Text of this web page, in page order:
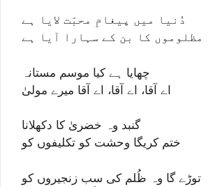
دُنیا میں پیغامِ محبّت لایا ہے
مظلوموں کا بن کے سہارا آیا ہے
چھایا ہے کیا موسم مستانہ
اے آقا، اے آقا، اے آقا میرے مولیٰ
گنبد وہ خضریٰ کا دکھلانا
ختم کریگا وحشت کو تکلیفوں کو
توڑے گا وہ ظُلم کی سب زنجیروں کو